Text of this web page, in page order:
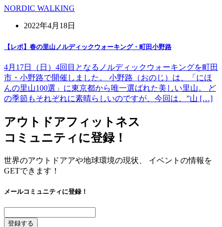
NORDIC WALKING
2022年4月18日
【レポ】春の里山ノルディックウォーキング・町田小野路
4月17日（日）4回目となるノルディックウォーキングを町田
市・小野路で開催しました。 小野路（おのじ）は、「にほ
んの里山100選」に東京都から唯一選ばれた美しい里山。 ど
の季節もそれぞれに素晴らしいのですが、今回は、”山 […]
アウトドアフィットネス
コミュニティに登録！
世界のアウトドアアや地球環境の現状、 イベントの情報を
GETできます！
メールコミュニティに登録！